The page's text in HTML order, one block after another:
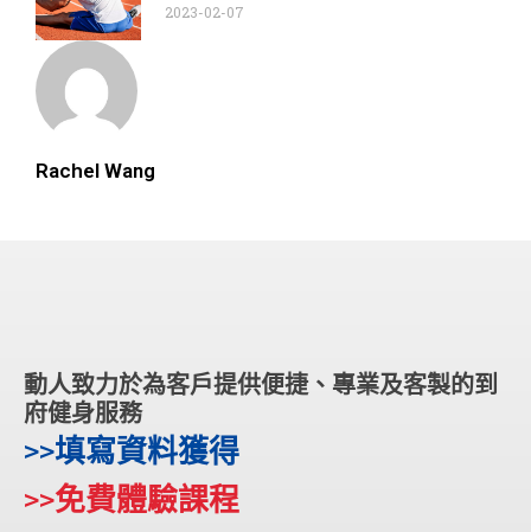
Rachel Wang
2023-02-07
動人致力於為客戶提供便捷、專業及客製的到
府健身服務
>>填寫資料獲得
>>免費體驗課程